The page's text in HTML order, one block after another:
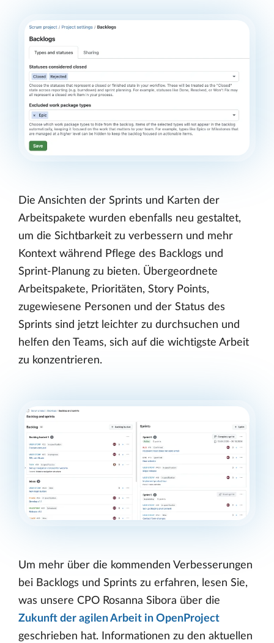
Die Ansichten der Sprints und Karten der
Arbeitspakete wurden ebenfalls neu gestaltet,
um die Sichtbarkeit zu verbessern und mehr
Kontext während Pflege des Backlogs und
Sprint-Planung zu bieten. Übergeordnete
Arbeitspakete, Prioritäten, Story Points,
zugewiesene Personen und der Status des
Sprints sind jetzt leichter zu durchsuchen und
helfen den Teams, sich auf die wichtigste Arbeit
zu konzentrieren.
Um mehr über die kommenden Verbesserungen
bei Backlogs und Sprints zu erfahren, lesen Sie,
was unsere CPO Rosanna Sibora über die
Zukunft der agilen Arbeit in OpenProject
geschrieben hat. Informationen zu den aktuellen